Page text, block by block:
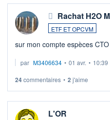
Rachat H2O
ETF ET OPCVM
sur mon compte espèces
par M3406634 • 01 avr. • 10:39
24commentaires • 2 j'aime
L'OR